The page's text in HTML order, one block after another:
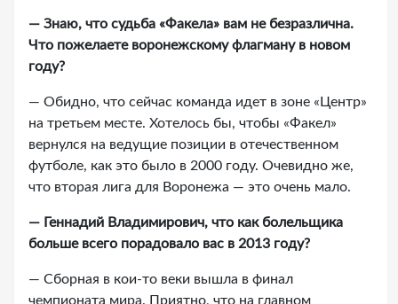
— Знаю, что судьба «Факела» вам не безразлична.
Что пожелаете воронежскому флагману в новом
году?
— Обидно, что сейчас команда идет в зоне «Центр»
на третьем месте. Хотелось бы, чтобы «Факел»
вернулся на ведущие позиции в отечественном
футболе, как это было в 2000 году. Очевидно же,
что вторая лига для Воронежа — это очень мало.
— Геннадий Владимирович, что как болельщика
больше всего порадовало вас в 2013 году?
— Сборная в кои-то веки вышла в финал
чемпионата мира. Приятно, что на главном